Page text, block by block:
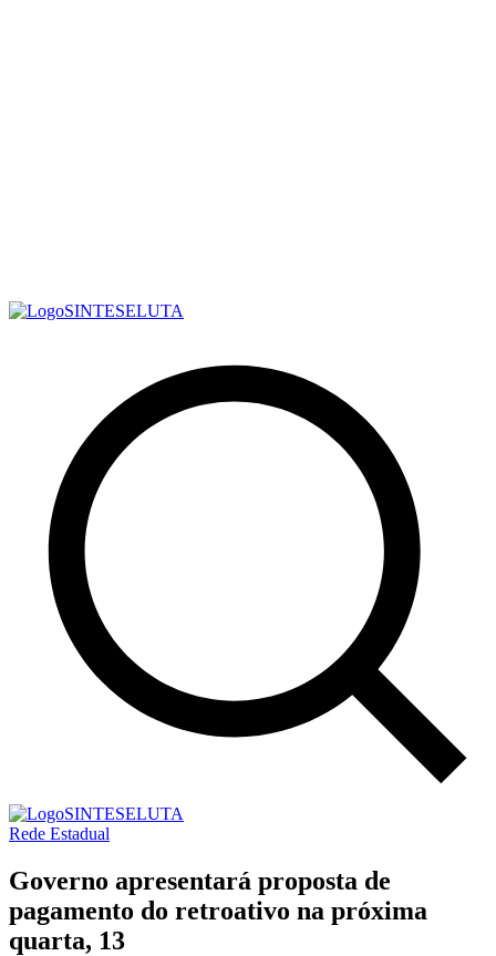
SINTESELUTA
SINTESELUTA
Rede Estadual
Governo apresentará proposta de
pagamento do retroativo na próxima
quarta, 13